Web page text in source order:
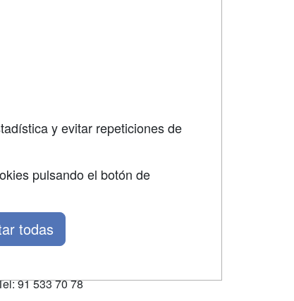
91 533 70 78
y evitar repeticiones de
pulsando el botón de
todas